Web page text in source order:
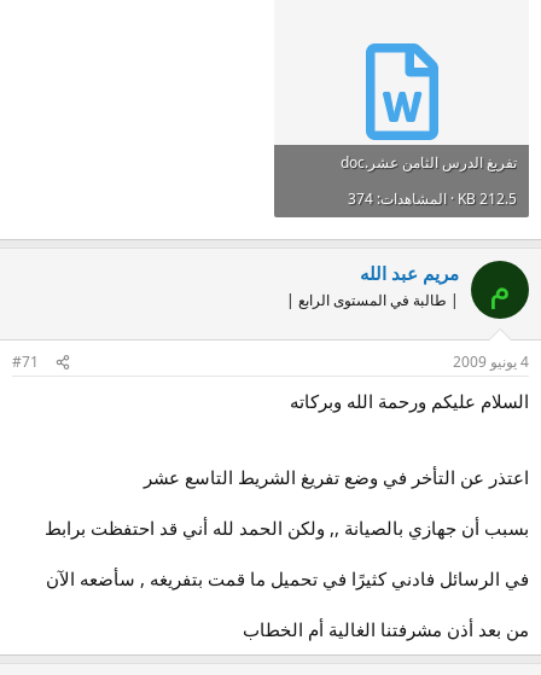
تفريغ الدرس الثامن عشر.doc
212.5 KB · المشاهدات: 374
م مريم عبد الله
| طالبة في المستوى الرابع |
4 يونيو 2009 #71
السلام عليكم ورحمة الله وبركاته
اعتذر عن التأخر في وضع تفريغ الشريط التاسع عشر
بسبب أن جهازي بالصيانة ,, ولكن الحمد لله أني قد احتفظت برابط
في الرسائل فادني كثيرًا في تحميل ما قمت بتفريغه , سأضعه الآن
من بعد أذن مشرفتنا الغالية أم الخطاب